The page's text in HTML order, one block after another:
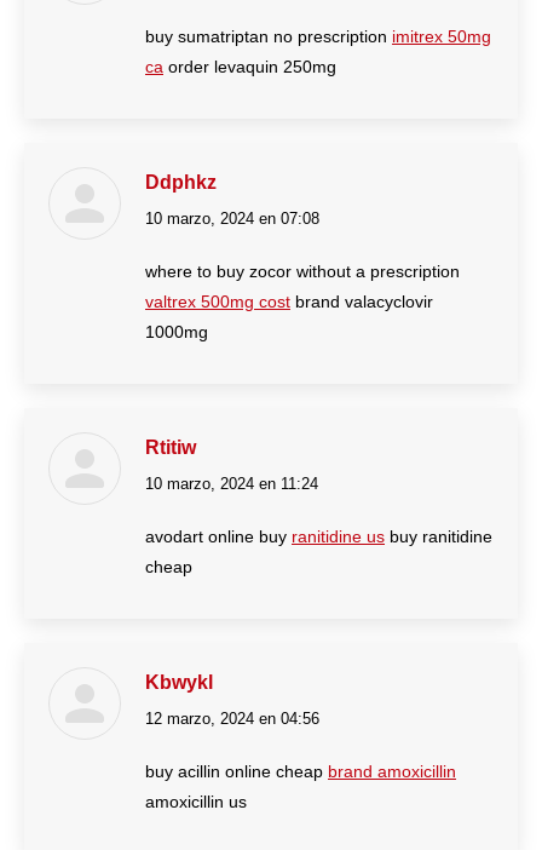
buy sumatriptan no prescription imitrex 50mg
ca order levaquin 250mg
Ddphkz
dice:
10 marzo, 2024 en 07:08
where to buy zocor without a prescription
valtrex 500mg cost brand valacyclovir
1000mg
Rtitiw
dice:
10 marzo, 2024 en 11:24
avodart online buy ranitidine us buy ranitidine
cheap
Kbwykl
dice:
12 marzo, 2024 en 04:56
buy acillin online cheap brand amoxicillin
amoxicillin us